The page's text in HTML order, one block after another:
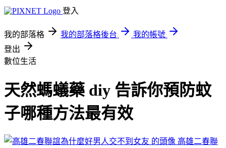
登入
我的部落格 我的部落格後台
我的帳號
登出
數位生活
天然螞蟻藥 diy 告訴你預防蚊
子哪種方法最有效
高雄二春聯